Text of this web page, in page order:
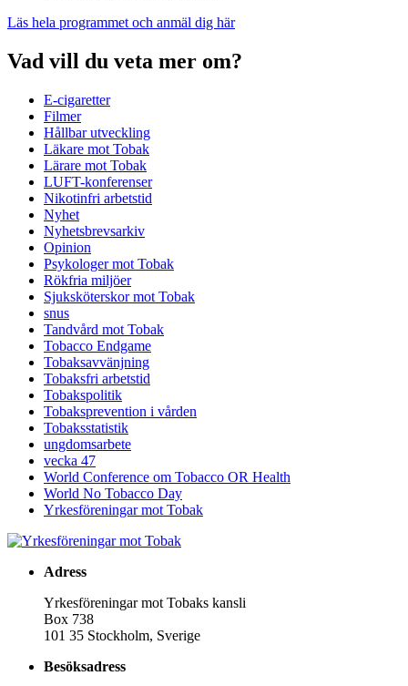
Läs hela programmet och anmäl dig här
Vad vill du veta mer om?
E-cigaretter
Filmer
Hållbar utveckling
Läkare mot Tobak
Lärare mot Tobak
LUFT-konferenser
Nikotinfri arbetstid
Nyhet
Nyhetsbrevsarkiv
Opinion
Psykologer mot Tobak
Rökfria miljöer
Sjuksköterskor mot Tobak
snus
Tandvård mot Tobak
Tobacco Endgame
Tobaksavvänjning
Tobaksfri arbetstid
Tobakspolitik
Tobaksprevention i vården
Tobaksstatistik
ungdomsarbete
vecka 47
World Conference om Tobacco OR Health
World No Tobacco Day
Yrkesföreningar mot Tobak
Adress
Yrkesföreningar mot Tobaks kansli
Box 738
101 35 Stockholm, Sverige
Besöksadress